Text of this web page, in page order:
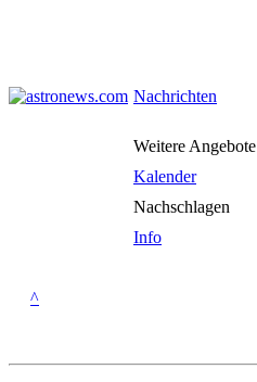
Nachrichten
Weitere Angebote
Kalender
Nachschlagen
Info
^